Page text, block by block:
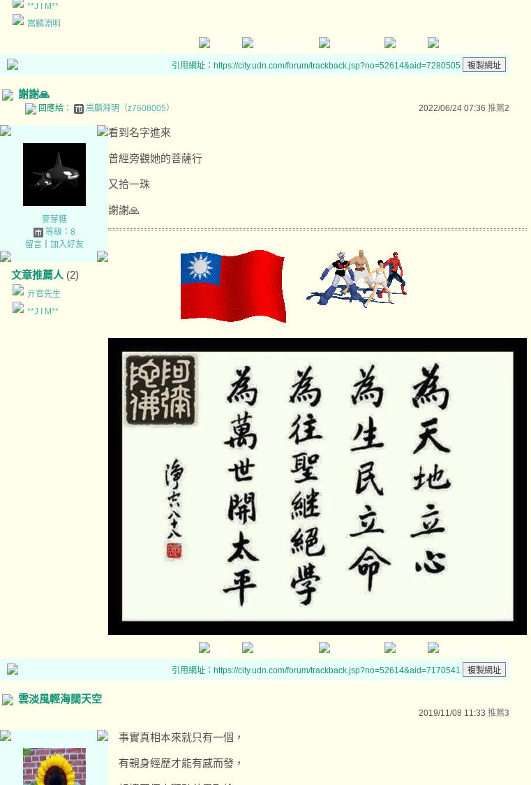
**J I M**
嵩麟淵明
引用網址：https://city.udn.com/forum/trackback.jsp?no=52614&aid=7280505
謝謝🙏
回應給： 嵩麟淵明（z7608005） 2022/06/24 07:36 推薦2
麥芽糖
等級：8
留言｜ 加入好友
文章推薦人 (2)
亓官先生
**J I M**
看到名字進來
曾經旁觀她的菩薩行
又拾一珠
謝謝🙏
引用網址：https://city.udn.com/forum/trackback.jsp?no=52614&aid=7170541
雲淡風輕海闊天空
2019/11/08 11:33 推薦3
事實真相本來就只有一個，
有親身經歷才能有感而發，